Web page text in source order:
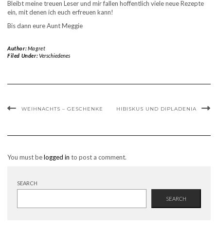
Bleibt meine treuen Leser und mir fallen hoffentlich viele neue Rezepte
ein, mit denen ich euch erfreuen kann!
Bis dann eure Aunt Meggie
Author:Magret
Filed Under:Verschiedenes
WEIHNACHTS – GESCHENKE HIBISKUS UND DIPLADENIA
You must belogged in to post a comment.
SEARCH
SEARCH